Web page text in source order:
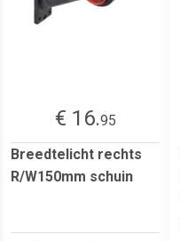
€ 16.95
Breedtelicht rechts
R/W150mm schuin